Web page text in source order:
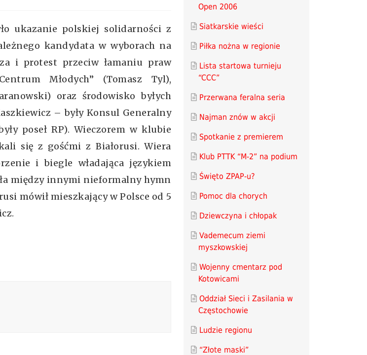
ukazanie polskiej solidarności z
kandydata w wyborach na
i protest przeciw łamaniu praw
Młodych” (Tomasz Tyl),
oraz środowisko byłych
– były Konsul Generalny
poseł RP). Wieczorem w klubie
się z gośćmi z Białorusi. Wiera
i biegle władająca językiem
między innymi nieformalny hymn
mówił mieszkający w Polsce od 5
Open 2006
Siatkarskie wieści
Piłka nożna w regionie
Lista startowa turnieju
“CCC”
Przerwana feralna seria
Najman znów w akcji
Spotkanie z premierem
Klub PTTK “M-2” na podium
Święto ZPAP-u?
Pomoc dla chorych
Dziewczyna i chłopak
Vademecum ziemi
myszkowskiej
Wojenny cmentarz pod
Kotowicami
Oddział Sieci i Zasilania w
Częstochowie
Ludzie regionu
“Złote maski”